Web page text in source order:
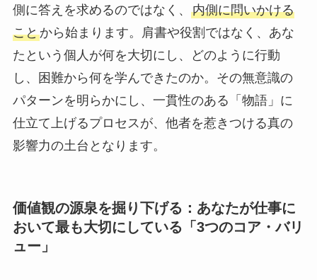
側に答えを求めるのではなく、 内側に問いかける
ことから始まります。肩書や役割ではなく、あな
たという個人が何を大切にし、どのように行動
し、困難から何を学んできたのか。その無意識の
パターンを明らかにし、一貫性のある「物語」に
仕立て上げるプロセスが、他者を惹きつける真の
影響力の土台となります。
価値観の源泉を掘り下げる：あなたが仕事に
おいて最も大切にしている「3つのコア・バリ
ュー」